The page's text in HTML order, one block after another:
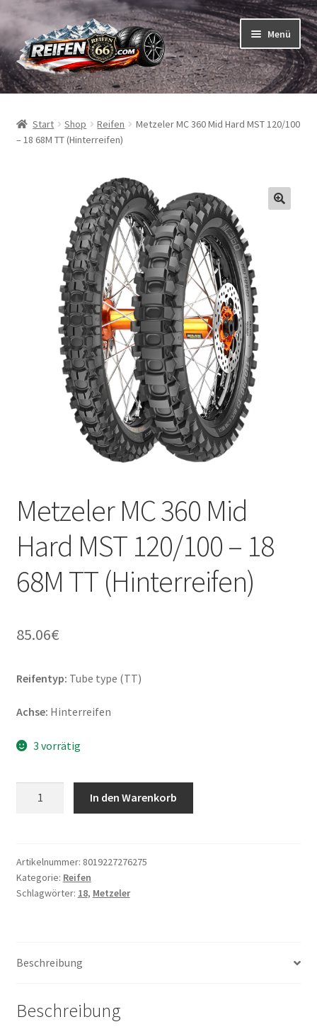
Zur
Navigation
springen
Zum
Inhalt
springen
Menü
Reifen
Schläuche
Reifentests
Start Shop Reifen
Metzeler MC 360 Mid Hard MST 120/100
– 18 68M TT (Hinterreifen)
Metzeler MC 360 Mid
Hard MST 120/100 – 18
68M TT (Hinterreifen)
85.06€
Reifentyp: Tube type (TT)
Achse: Hinterreifen
3 vorrätig
Hard
MST
120/100
TT
Menge
In den Warenkorb
Artikelnummer: 8019227276275
Kategorie: Reifen
Schlagwörter: 18, Metzeler
Beschreibung
Beschreibung